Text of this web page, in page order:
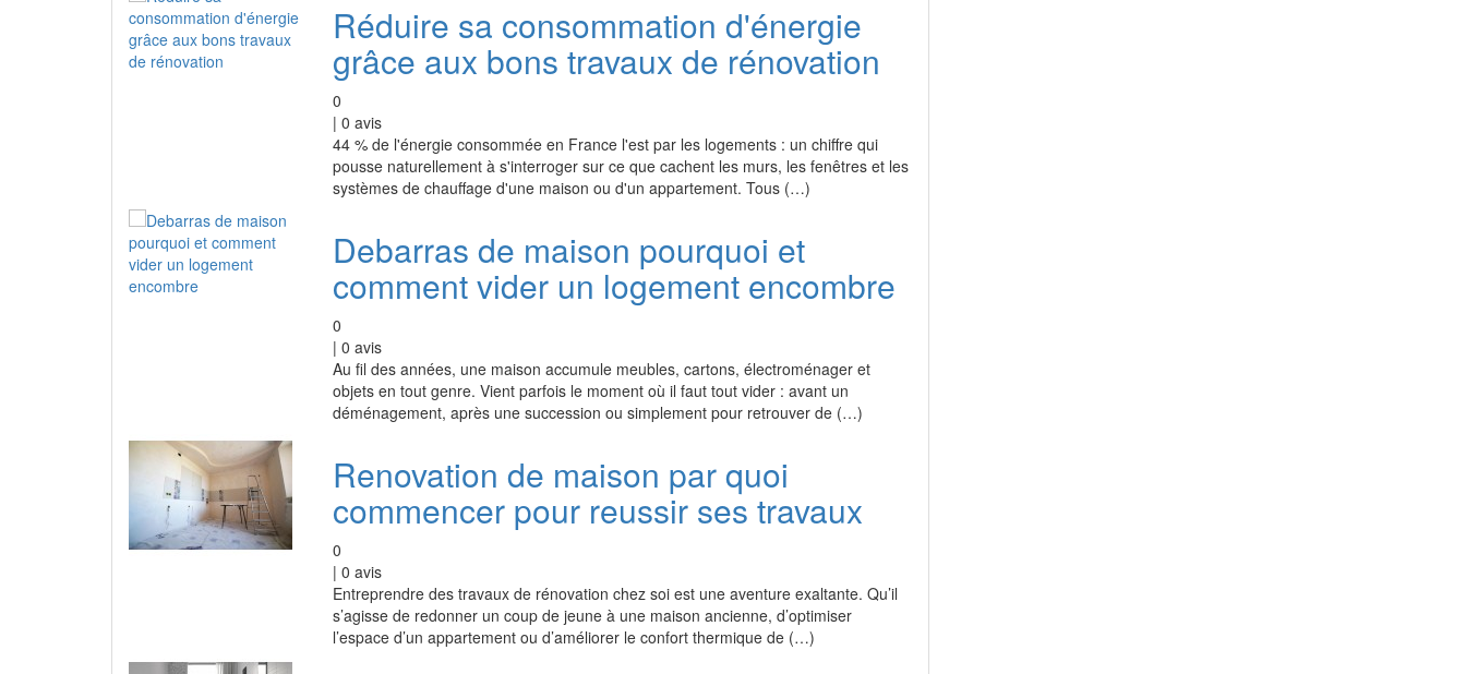
Réduire sa consommation d'énergie
grâce aux bons travaux de rénovation
0
| 0 avis
44 % de l'énergie consommée en France l'est par les logements : un chiffre qui
pousse naturellement à s'interroger sur ce que cachent les murs, les fenêtres et les
systèmes de chauffage d'une maison ou d'un appartement. Tous (…)
Debarras de maison pourquoi et
comment vider un logement encombre
0
| 0 avis
Au fil des années, une maison accumule meubles, cartons, électroménager et
objets en tout genre. Vient parfois le moment où il faut tout vider : avant un
déménagement, après une succession ou simplement pour retrouver de (…)
Renovation de maison par quoi
commencer pour reussir ses travaux
0
| 0 avis
Entreprendre des travaux de rénovation chez soi est une aventure exaltante. Qu’il
s’agisse de redonner un coup de jeune à une maison ancienne, d’optimiser
l’espace d’un appartement ou d’améliorer le confort thermique de (…)